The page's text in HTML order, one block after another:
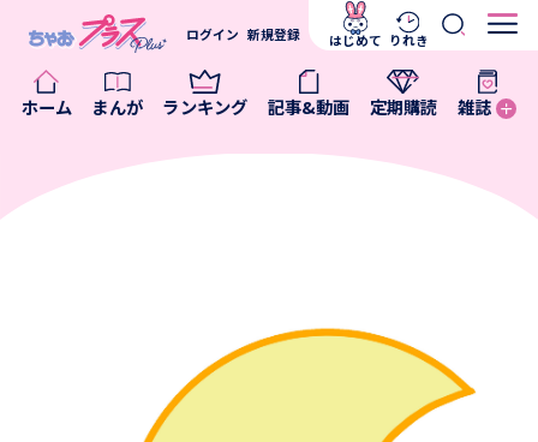
ホーム まんが ランキング 記事&動画 定期購読 雑誌
ログイン 新規登録 はじめて りれき